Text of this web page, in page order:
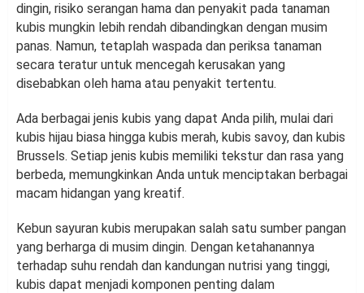
dingin, risiko serangan hama dan penyakit pada tanaman
kubis mungkin lebih rendah dibandingkan dengan musim
panas. Namun, tetaplah waspada dan periksa tanaman
secara teratur untuk mencegah kerusakan yang
disebabkan oleh hama atau penyakit tertentu.
Ada berbagai jenis kubis yang dapat Anda pilih, mulai dari
kubis hijau biasa hingga kubis merah, kubis savoy, dan kubis
Brussels. Setiap jenis kubis memiliki tekstur dan rasa yang
berbeda, memungkinkan Anda untuk menciptakan berbagai
macam hidangan yang kreatif.
Kebun sayuran kubis merupakan salah satu sumber pangan
yang berharga di musim dingin. Dengan ketahanannya
terhadap suhu rendah dan kandungan nutrisi yang tinggi,
kubis dapat menjadi komponen penting dalam